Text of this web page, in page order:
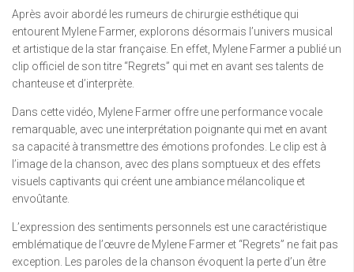
Après avoir abordé les rumeurs de chirurgie esthétique qui
entourent Mylene Farmer, explorons désormais l’univers musical
et artistique de la star française. En effet, Mylene Farmer a publié un
clip officiel de son titre “Regrets” qui met en avant ses talents de
chanteuse et d’interprète.
Dans cette vidéo, Mylene Farmer offre une performance vocale
remarquable, avec une interprétation poignante qui met en avant
sa capacité à transmettre des émotions profondes. Le clip est à
l’image de la chanson, avec des plans somptueux et des effets
visuels captivants qui créent une ambiance mélancolique et
envoûtante.
L’expression des sentiments personnels est une caractéristique
emblématique de l’œuvre de Mylene Farmer et “Regrets” ne fait pas
exception. Les paroles de la chanson évoquent la perte d’un être